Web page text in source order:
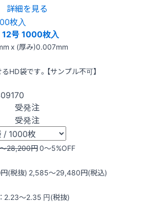
詳細を見る
12号 1000枚入
x (厚み)0.007mm
HD袋です。【サンプル不可】
受発注
受発注
28,200円0〜5%OFF
円(税抜) 2,585〜29,480円(税込)
2.23〜2.35 円(税抜)